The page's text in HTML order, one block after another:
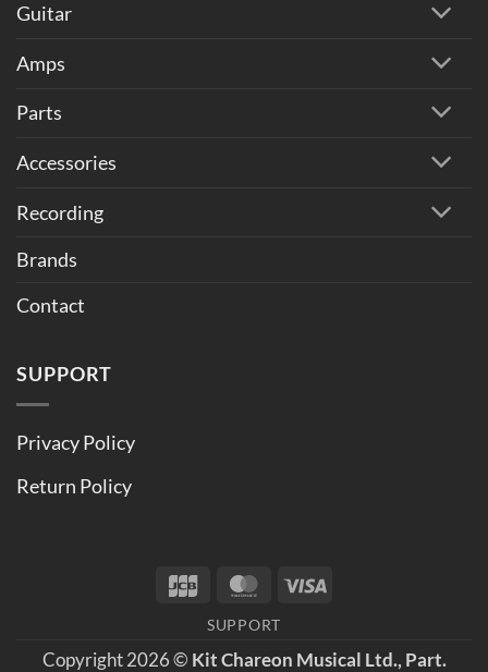
Guitar
Amps
Parts
Accessories
Recording
Brands
Contact
SUPPORT
Privacy Policy
Return Policy
JCB MasterCard
SUPPORT
Copyright 2026 © Kit Chareon Musical Ltd., Part.